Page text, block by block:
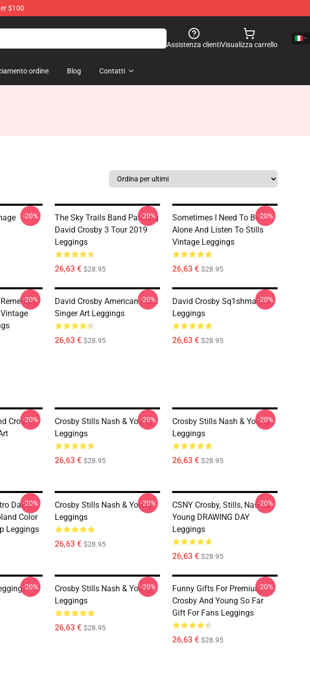
$100
Assistenza clientiVisualizza carrello
ordine Blog Contatti
-20%
The Sky Trails Band Pantang
David Crosby 3 Tour 2019
Leggings
26,63 € $28.95
-20%
Sometimes I Need To Be
Alone And Listen To Stills
Vintage Leggings
26,63 € $28.95
-20%
-20%
David Crosby American Rock
Singer Art Leggings
26,63 € $28.95
-20%
David Crosby Sq1shmall0w
Leggings
26,63 € $28.95
-20%
Crosby
-20%
Crosby Stills Nash & Young
Leggings
26,63 € $28.95
-20%
Crosby Stills Nash & Young
Leggings
26,63 € $28.95
-20%
David
Color
Leggings
-20%
Crosby Stills Nash & Young
Leggings
26,63 € $28.95
-20%
CSNY Crosby, Stills, Nash &
Young DRAWING DAY
Leggings
26,63 € $28.95
-20%
-20%
Crosby Stills Nash & Young
Leggings
26,63 € $28.95
-20%
Funny Gifts For Premium
Crosby And Young So Far
Gift For Fans Leggings
26,63 € $28.95
-20%